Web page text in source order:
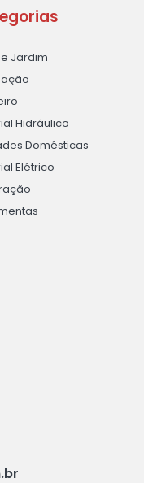
Jardim
Hidráulico
Domésticas
Elétrico